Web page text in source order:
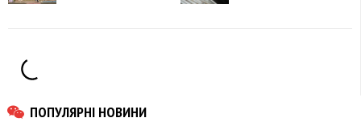
ПОПУЛЯРНІ НОВИНИ